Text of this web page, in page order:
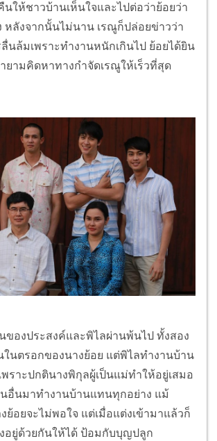
ให้ชาวบ้านเห็นใจและไปต่อว่าย้อยว่า
หลังจากนั้นไม่นาน เรณูก็ปล่อยข่าวว่า
นล้มเพราะทำงานหนักเกินไป ย้อยได้ยิน
ยามคิดหาทางกำจัดเรณูให้เร็วที่สุด
ของประสงค์และพิไลผ่านพ้นไป ทั้งสอง
นตรอกของนางย้อย แต่พิไลทำงานบ้าน
พราะปกตินางพิกุลผู้เป็นแม่ทำให้อยู่เสมอ
อื่นมาทำงานบ้านแทนทุกอย่าง แม้
ย้อยจะไม่พอใจ แต่เมื่อแต่งเข้ามาแล้วก็
อยู่ด้วยกันให้ได้ ป้อมกับบุญปลูก